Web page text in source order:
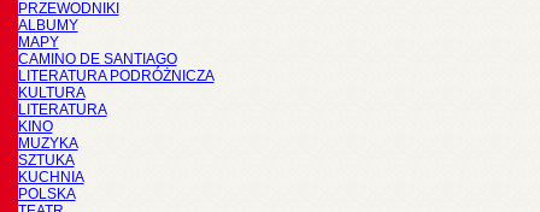
PRZEWODNIKI
ALBUMY
MAPY
CAMINO DE SANTIAGO
LITERATURA PODRÓŻNICZA
KULTURA
LITERATURA
KINO
MUZYKA
SZTUKA
KUCHNIA
POLSKA